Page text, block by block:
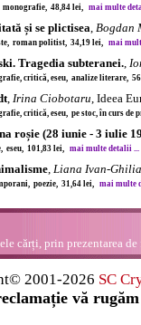
monografie, 48,84 lei, mai multe
și se plictisea, Bogdan
roman politist, 34,19 lei, mai
Tragedia subteranei.,
critică, eseu, analize literare,
, Irina Ciobotaru, Ideea
critică, eseu, pe stoc, în curs de
roșie (28 iunie - 3 iulie
eseu, 101,83 lei, mai multe detalii ...
, Liana Ivan-Ghilia
poezie, 31,64 lei, mai multe
cărți, prin prezentarea de
2001-2026 SC
vă